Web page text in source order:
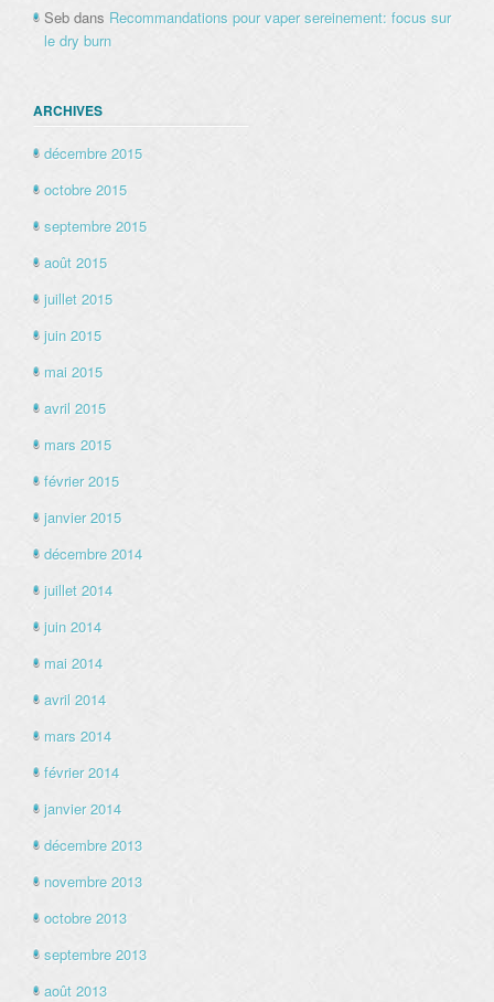
Seb dans Recommandations pour vaper sereinement: focus sur
le dry burn
ARCHIVES
décembre 2015
octobre 2015
septembre 2015
août 2015
juillet 2015
juin 2015
mai 2015
avril 2015
mars 2015
février 2015
janvier 2015
décembre 2014
juillet 2014
juin 2014
mai 2014
avril 2014
mars 2014
février 2014
janvier 2014
décembre 2013
novembre 2013
octobre 2013
septembre 2013
août 2013